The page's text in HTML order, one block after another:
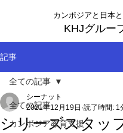
カンボジアと日本
KHJグルー
記事
全ての記事
カンボジア教育支援
全ての記事
シリーズスタッ
シーナット
2021年12月19日 読了時間: 1